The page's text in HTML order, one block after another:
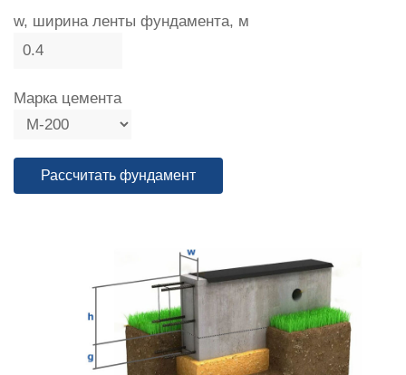
w, ширина ленты фундамента, м
Марка цемента